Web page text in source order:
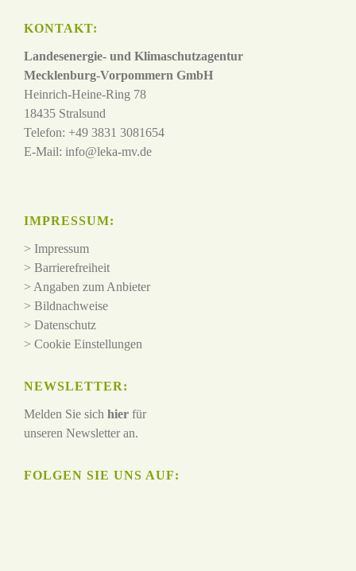
KONTAKT:
Landesenergie- und Klimaschutzagentur
Mecklenburg-Vorpommern GmbH
Heinrich-Heine-Ring 78
18435 Stralsund
Telefon: +49 3831 3081654
E-Mail: info@leka-mv.de
IMPRESSUM:
> Impressum
> Barrierefreiheit
> Angaben zum Anbieter
> Bildnachweise
> Datenschutz
> Cookie Einstellungen
NEWSLETTER:
Melden Sie sich hier für
unseren Newsletter an.
FOLGEN SIE UNS AUF: